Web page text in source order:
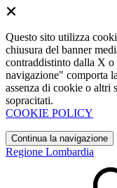
Questo sito utilizza
chiusura del banner
contraddistinto dalla X
navigazione" comporta
assenza di cookie o altri
sopracitati.
COOKIE POLICY
Continua la navigazione
Regione Lombardia